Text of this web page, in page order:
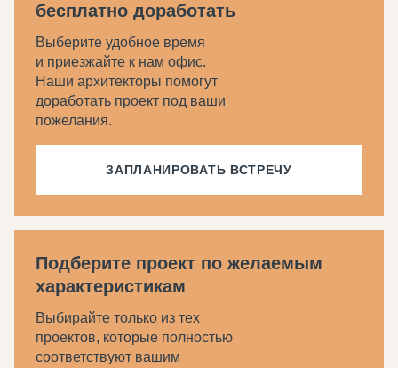
бесплатно доработать
Выберите удобное время
и приезжайте к нам офис.
Наши архитекторы помогут
доработать проект под ваши
пожелания.
ЗАПЛАНИРОВАТЬ ВСТРЕЧУ
Подберите проект по желаемым
характеристикам
Выбирайте только из тех
проектов, которые полностью
соответствуют вашим